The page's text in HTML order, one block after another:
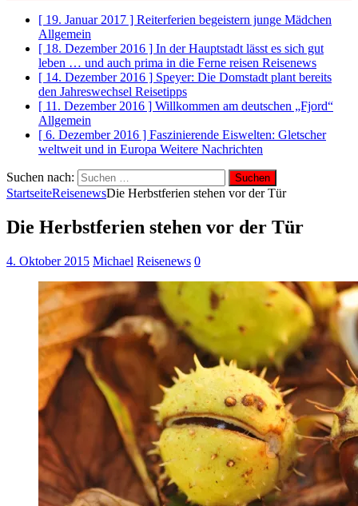
[ 19. Januar 2017 ] Reiterferien begeistern junge Mädchen
Allgemein
[ 18. Dezember 2016 ] In der Hauptstadt lässt es sich gut
leben … und auch prima in die Ferne reisen Reisenews
[ 14. Dezember 2016 ] Speyer: Die Domstadt plant bereits
den Jahreswechsel Reisetipps
[ 11. Dezember 2016 ] Willkommen am deutschen „Fjord“
Allgemein
[ 6. Dezember 2016 ] Faszinierende Eiswelten: Gletscher
weltweit und in Europa Weitere Nachrichten
Suchen nach:
StartseiteReisenewsDie Herbstferien stehen vor der Tür
Die Herbstferien stehen vor der Tür
4. Oktober 2015 Michael Reisenews 0